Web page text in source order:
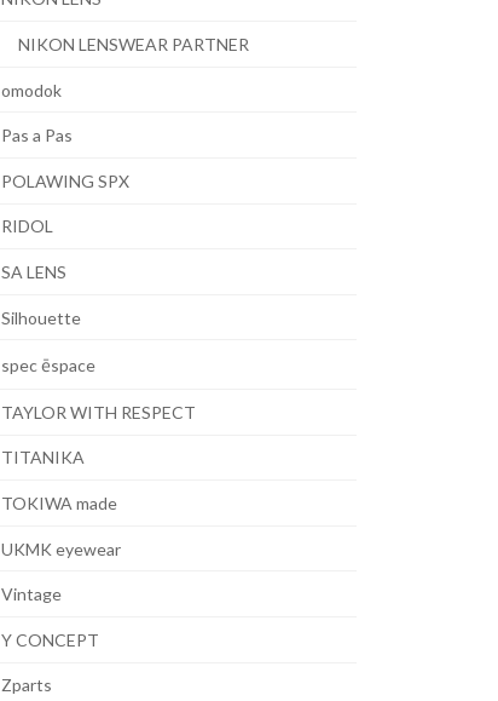
NIKON LENSWEAR PARTNER
omodok
Pas a Pas
POLAWING SPX
RIDOL
SA LENS
Silhouette
spec ēspace
TAYLOR WITH RESPECT
TITANIKA
TOKIWA made
UKMK eyewear
Vintage
Y CONCEPT
Zparts